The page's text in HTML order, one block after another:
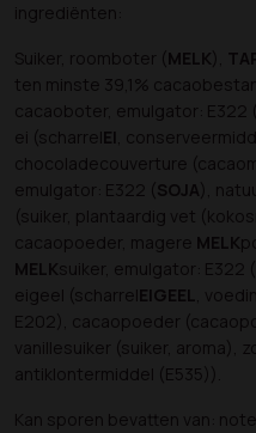
ingrediënten:
Suiker, roomboter ( MELK ),
ten minste 39,1%
cacaoboter, emulgator: E322 (
ei (scharrelEI,
chocoladecouverture
emulgator: E322 ( SOJA ),
(suiker, plantaardig vet
cacaopoeder, magere MELK
MELKsuiker, emulgator: E322 (
eigeel (scharrelEIGEEL,
E202), cacaopoeder
vanillesuiker (suiker, aroma),
antiklontermiddel (E535)).
Kan sporen bevatten van: